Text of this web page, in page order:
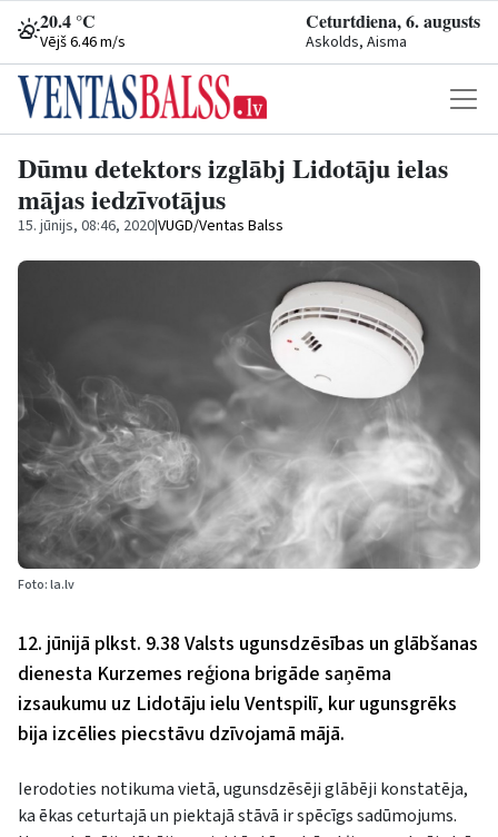
20.4 °C
Vējš 6.46 m/s
Ceturtdiena, 6. augusts
Askolds, Aisma
Dūmu detektors izglābj Lidotāju ielas
mājas iedzīvotājus
15. jūnijs, 08:46, 2020|VUGD/Ventas Balss
Foto: la.lv
12. jūnijā plkst. 9.38 Valsts ugunsdzēsības un glābšanas
dienesta Kurzemes reģiona brigāde saņēma
izsaukumu uz Lidotāju ielu Ventspilī, kur ugunsgrēks
bija izcēlies piecstāvu dzīvojamā mājā.
Ierodoties notikuma vietā, ugunsdzēsēji glābēji konstatēja,
ka ēkas ceturtajā un piektajā stāvā ir spēcīgs sadūmojums.